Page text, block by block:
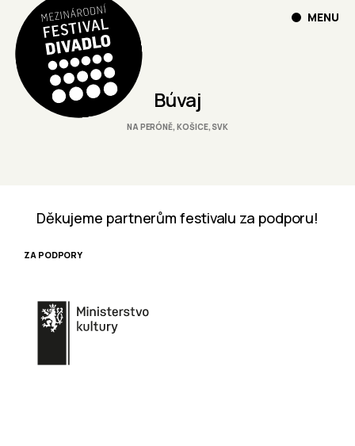
MENU
Búvaj
NA PERÓNĚ, KOŠICE, SVK
Děkujeme partnerům festivalu za podporu!
ZA PODPORY